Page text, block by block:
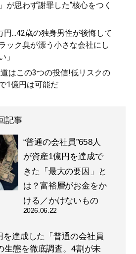
が思わず謝罪した“核心をつく
...42歳の独身男性が後悔して
ック臭が漂う小さな会社にし
」
はこの3つの投信!低リスクの
1億円は可能だ
記事
“普通の会社員”658人
が資産1億円を達成で
きた「最大の要因」と
は？富裕層がお金をか
ける／かけないもの
2026.06.22
を達成した「普通の会社員
生態を徹底調査。4割が未